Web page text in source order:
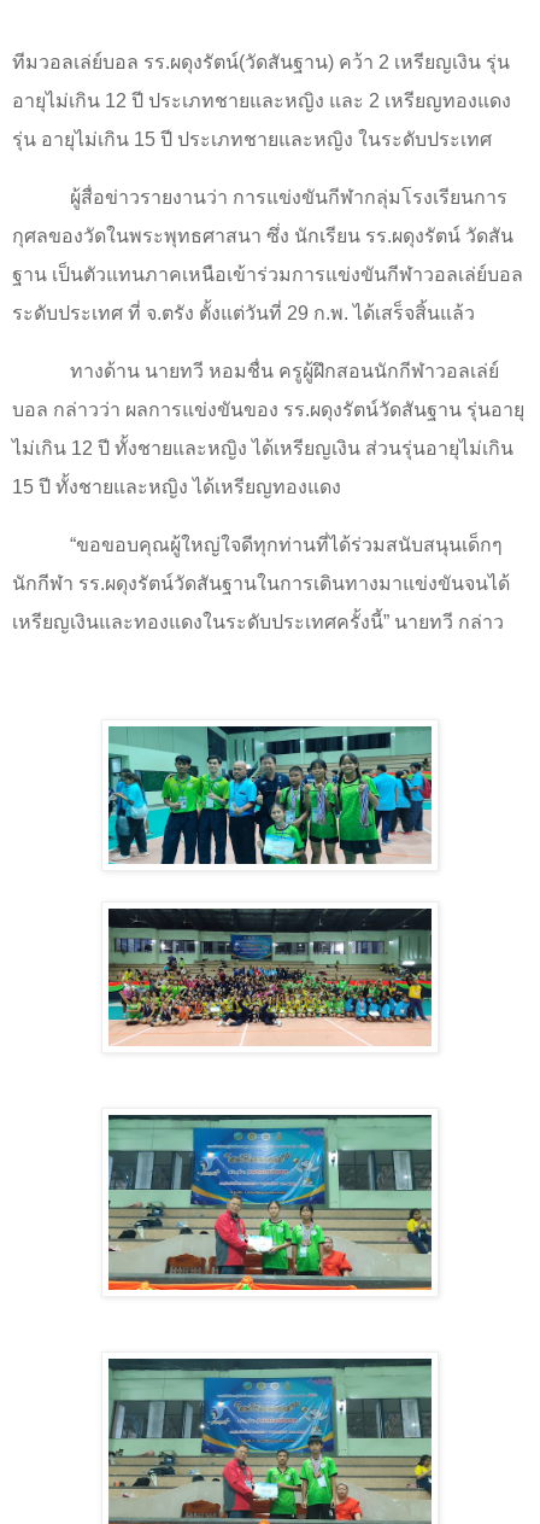
ทีมวอลเล่ย์บอล รร.ผดุงรัตน์(วัดสันฐาน) คว้า 2 เหรียญเงิน รุ่น
อายุไม่เกิน 12 ปี ประเภทชายและหญิง และ 2 เหรียญทองแดง
รุ่น อายุไม่เกิน 15 ปี ประเภทชายและหญิง ในระดับประเทศ
ผู้สื่อข่าวรายงานว่า การแข่งขันกีฬากลุ่มโรงเรียนการ
กุศลของวัดในพระพุทธศาสนา ซึ่ง นักเรียน รร.ผดุงรัตน์ วัดสัน
ฐาน เป็นตัวแทนภาคเหนือเข้าร่วมการแข่งขันกีฬาวอลเล่ย์บอล
ระดับประเทศ ที่ จ.ตรัง ตั้งแต่วันที่ 29 ก.พ. ได้เสร็จสิ้นแล้ว
ทางด้าน นายทวี หอมชื่น ครูผู้ฝึกสอนนักกีฬาวอลเล่ย์
บอล กล่าวว่า ผลการแข่งขันของ รร.ผดุงรัตน์วัดสันฐาน รุ่นอายุ
ไม่เกิน 12 ปี ทั้งชายและหญิง ได้เหรียญเงิน ส่วนรุ่นอายุไม่เกิน
15 ปี ทั้งชายและหญิง ได้เหรียญทองแดง
“ขอขอบคุณผู้ใหญ่ใจดีทุกท่านที่ได้ร่วมสนับสนุนเด็กๆ
นักกีฬา รร.ผดุงรัตน์วัดสันฐานในการเดินทางมาแข่งขันจนได้
เหรียญเงินและทองแดงในระดับประเทศครั้งนี้” นายทวี กล่าว